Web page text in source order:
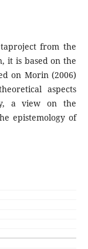
from the
it is based on the
on Morin (2006)
aspects
a view on the
epistemology of